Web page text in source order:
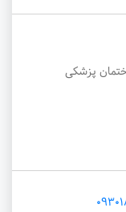
پزشکی